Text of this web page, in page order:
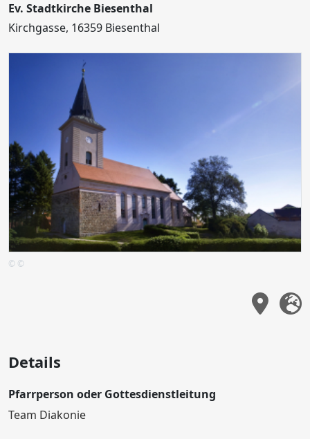
Ev. Stadtkirche Biesenthal
Kirchgasse, 16359 Biesenthal
© ©
Details
Pfarrperson oder Gottesdienstleitung
Team Diakonie